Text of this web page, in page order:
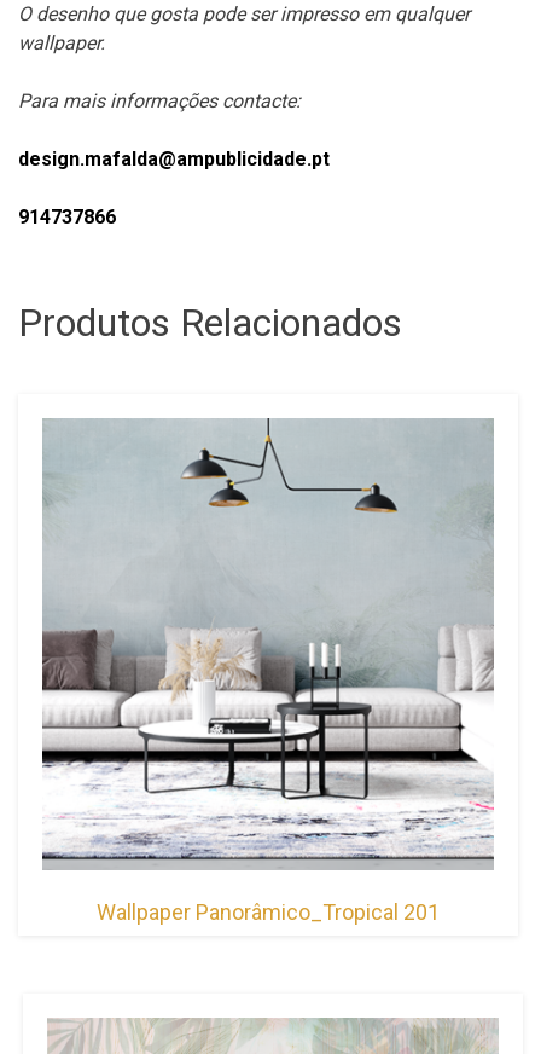
O desenho que gosta pode ser impresso em qualquer
wallpaper.
Para mais informações contacte:
design.mafalda@ampublicidade.pt
914737866
Produtos Relacionados
Wallpaper Panorâmico_Tropical 201